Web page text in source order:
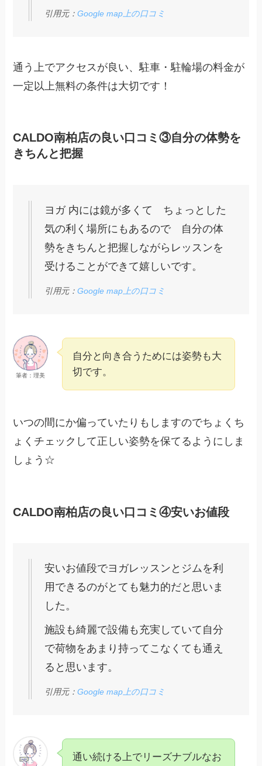
引用元：Google map上の口コミ
通う上でアクセスが良い、駐車・駐輪場の料金が
一定以上無料の条件は大切です！
CALDO南柏店の良い口コミ③自分の体勢を
きちんと把握
ヨガ 内には鏡が多くて ちょっとした
気の利く場所にもあるので 自分の体
勢をきちんと把握しながらレッスンを
受けることができて嬉しいです。
引用元：Google map上の口コミ
筆者：理美
自分と向き合うためには姿勢も大
切です。
いつの間にか偏っていたりもしますのでちょくち
ょくチェックして正しい姿勢を保てるようにしま
しょう☆
CALDO南柏店の良い口コミ④安いお値段
安いお値段でヨガレッスンとジムを利
用できるのがとても魅力的だと思いま
した。
施設も綺麗で設備も充実していて自分
で荷物をあまり持ってこなくても通え
ると思います。
引用元：Google map上の口コミ
通い続ける上でリーズナブルなお